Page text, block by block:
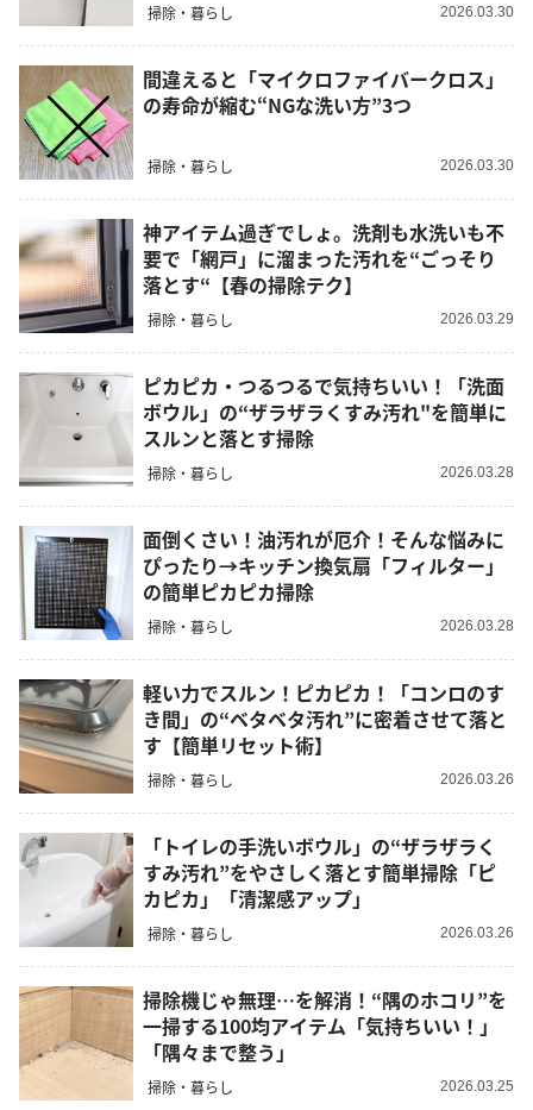
掃除・暮らし 2026.03.30
間違えると「マイクロファイバークロス」
の寿命が縮む“NGな洗い方”3つ
掃除・暮らし 2026.03.30
神アイテム過ぎでしょ。洗剤も水洗いも不
要で「網戸」に溜まった汚れを“ごっそり
落とす“【春の掃除テク】
掃除・暮らし 2026.03.29
ピカピカ・つるつるで気持ちいい！「洗面
ボウル」の“ザラザラくすみ汚れ"を簡単に
スルンと落とす掃除
掃除・暮らし 2026.03.28
面倒くさい！油汚れが厄介！そんな悩みに
ぴったり→キッチン換気扇「フィルター」
の簡単ピカピカ掃除
掃除・暮らし 2026.03.28
軽い力でスルン！ピカピカ！「コンロのす
き間」の“ベタベタ汚れ”に密着させて落と
す【簡単リセット術】
掃除・暮らし 2026.03.26
「トイレの手洗いボウル」の“ザラザラく
すみ汚れ”をやさしく落とす簡単掃除「ピ
カピカ」「清潔感アップ」
掃除・暮らし 2026.03.26
掃除機じゃ無理…を解消！“隅のホコリ”を
一掃する100均アイテム「気持ちいい！」
「隅々まで整う」
掃除・暮らし 2026.03.25